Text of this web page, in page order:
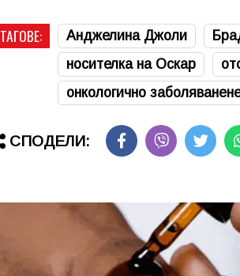
ТАГОВЕ: Анджелина Джоли
носителка на Оскар
онкологично
СПОДЕЛИ: